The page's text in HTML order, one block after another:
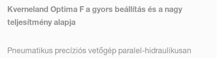
Kverneland Optima F a gyors beállítás és a nagy
teljesítmény alapja
Pneumatikus precíziós vetőgép paralel-hidraulikusan